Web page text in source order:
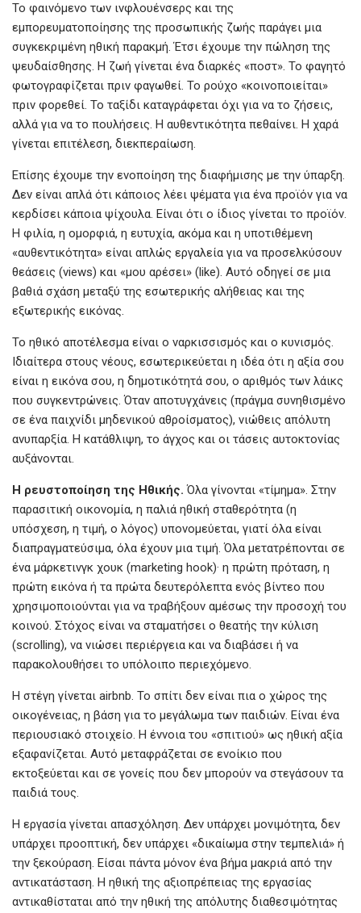
Το φαινόμενο των ινφλουένσερς και της
εμπορευματοποίησης της προσωπικής ζωής παράγει μια
συγκεκριμένη ηθική παρακμή. Έτσι έχουμε την πώληση της
ψευδαίσθησης. Η ζωή γίνεται ένα διαρκές «ποστ». Το φαγητό
φωτογραφίζεται πριν φαγωθεί. Το ρούχο «κοινοποιείται»
πριν φορεθεί. Το ταξίδι καταγράφεται όχι για να το ζήσεις,
αλλά για να το πουλήσεις. Η αυθεντικότητα πεθαίνει. Η χαρά
γίνεται επιτέλεση, διεκπεραίωση.
Επίσης έχουμε την ενοποίηση της διαφήμισης με την ύπαρξη.
Δεν είναι απλά ότι κάποιος λέει ψέματα για ένα προϊόν για να
κερδίσει κάποια ψίχουλα. Είναι ότι ο ίδιος γίνεται το προϊόν.
Η φιλία, η ομορφιά, η ευτυχία, ακόμα και η υποτιθέμενη
«αυθεντικότητα» είναι απλώς εργαλεία για να προσελκύσουν
θεάσεις (views) και «μου αρέσει» (like). Αυτό οδηγεί σε μια
βαθιά σχάση μεταξύ της εσωτερικής αλήθειας και της
εξωτερικής εικόνας.
Το ηθικό αποτέλεσμα είναι ο ναρκισσισμός και ο κυνισμός.
Ιδιαίτερα στους νέους, εσωτερικεύεται η ιδέα ότι η αξία σου
είναι η εικόνα σου, η δημοτικότητά σου, ο αριθμός των λάικς
που συγκεντρώνεις. Όταν αποτυγχάνεις (πράγμα συνηθισμένο
σε ένα παιχνίδι μηδενικού αθροίσματος), νιώθεις απόλυτη
ανυπαρξία. Η κατάθλιψη, το άγχος και οι τάσεις αυτοκτονίας
αυξάνονται.
Η ρευστοποίηση της Ηθικής. Όλα γίνονται «τίμημα». Στην
παρασιτική οικονομία, η παλιά ηθική σταθερότητα (η
υπόσχεση, η τιμή, ο λόγος) υπονομεύεται, γιατί όλα είναι
διαπραγματεύσιμα, όλα έχουν μια τιμή. Όλα μετατρέπονται σε
ένα μάρκετινγκ χουκ (marketing hook)· η πρώτη πρόταση, η
πρώτη εικόνα ή τα πρώτα δευτερόλεπτα ενός βίντεο που
χρησιμοποιούνται για να τραβήξουν αμέσως την προσοχή του
κοινού. Στόχος είναι να σταματήσει ο θεατής την κύλιση
(scrolling), να νιώσει περιέργεια και να διαβάσει ή να
παρακολουθήσει το υπόλοιπο περιεχόμενο.
Η στέγη γίνεται airbnb. Το σπίτι δεν είναι πια ο χώρος της
οικογένειας, η βάση για το μεγάλωμα των παιδιών. Είναι ένα
περιουσιακό στοιχείο. Η έννοια του «σπιτιού» ως ηθική αξία
εξαφανίζεται. Αυτό μεταφράζεται σε ενοίκιο που
εκτοξεύεται και σε γονείς που δεν μπορούν να στεγάσουν τα
παιδιά τους.
Η εργασία γίνεται απασχόληση. Δεν υπάρχει μονιμότητα, δεν
υπάρχει προοπτική, δεν υπάρχει «δικαίωμα στην τεμπελιά» ή
την ξεκούραση. Είσαι πάντα μόνον ένα βήμα μακριά από την
αντικατάσταση. Η ηθική της αξιοπρέπειας της εργασίας
αντικαθίσταται από την ηθική της απόλυτης διαθεσιμότητας